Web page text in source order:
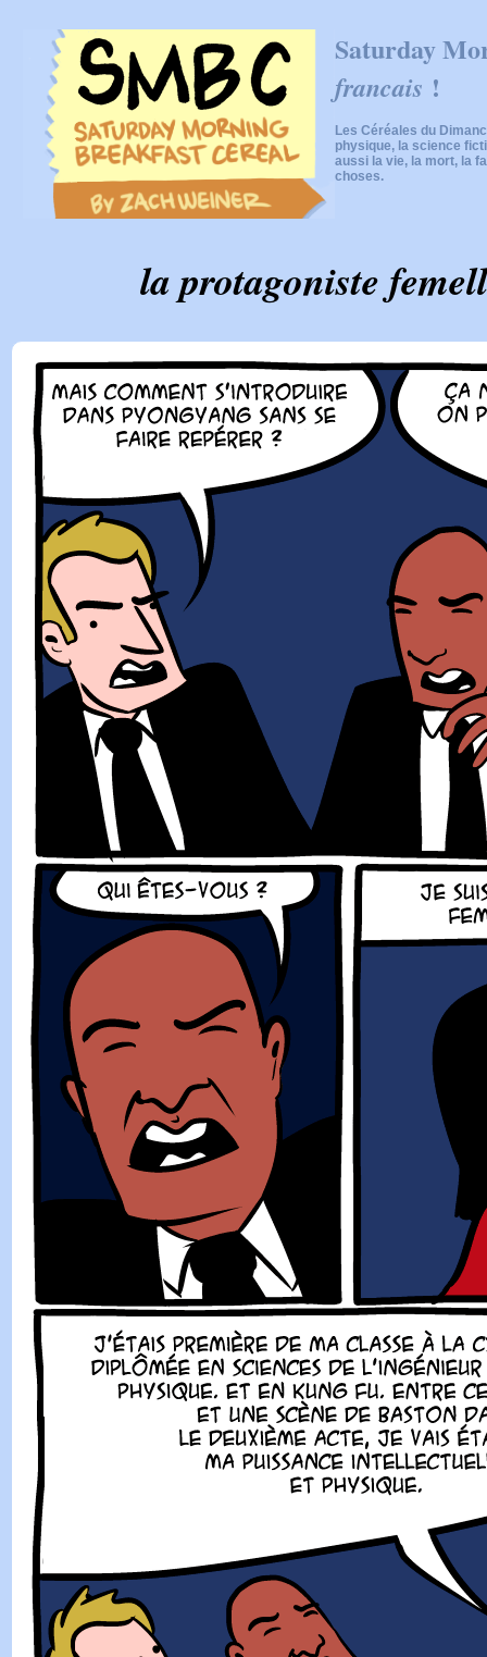
Saturday
francais !
Les Céréales du
physique, la science
aussi la vie, la mort, la
choses.
la protagoniste